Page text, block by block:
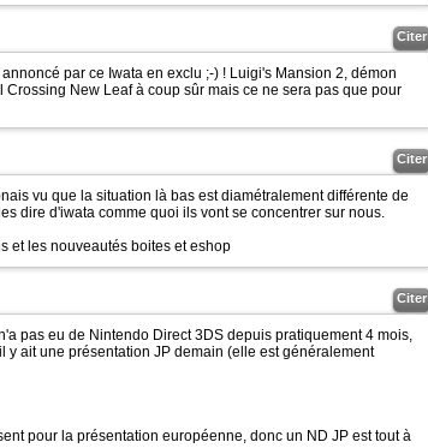
Citer
par ce Iwata en exclu ;-) ! Luigi's Mansion 2, démon
Crossing New Leaf à coup sûr mais ce ne sera pas que pour
Citer
vu que la situation là bas est diamétralement différente de
dire d'iwata comme quoi ils vont se concentrer sur nous.
et les nouveautés boites et eshop
Citer
pas eu de Nintendo Direct 3DS depuis pratiquement 4 mois,
y ait une présentation JP demain (elle est généralement
pour la présentation européenne, donc un ND JP est tout à